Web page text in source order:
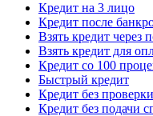
Кредит на 3 лицо
Кредит после
Взять кредит через
Взять кредит для
Кредит со 100
Быстрый кредит
Кредит без
Кредит без подачи